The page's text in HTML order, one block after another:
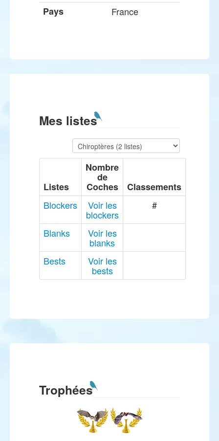
Pays
France
Mes listes
Listes
Nombre
de
Coches
Classements
Blockers
Voir les
blockers
#
Blanks Voir les
blanks
Bests
Voir les
bests
Trophées